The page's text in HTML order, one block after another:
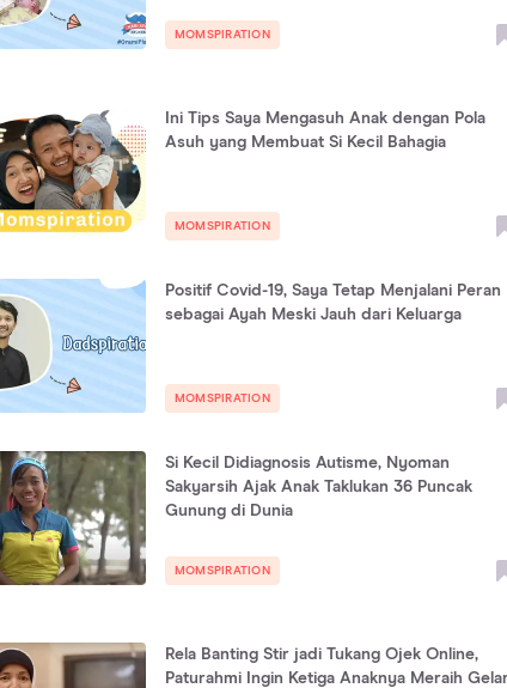
MOMSPIRATION
Ini Tips Saya Mengasuh Anak dengan Pola
Asuh yang Membuat Si Kecil Bahagia
MOMSPIRATION
Positif Covid-19, Saya Tetap Menjalani Peran
sebagai Ayah Meski Jauh dari Keluarga
MOMSPIRATION
Si Kecil Didiagnosis Autisme, Nyoman
Sakyarsih Ajak Anak Taklukan 36 Puncak
Gunung di Dunia
MOMSPIRATION
Rela Banting Stir jadi Tukang Ojek Online,
Paturahmi Ingin Ketiga Anaknya Meraih